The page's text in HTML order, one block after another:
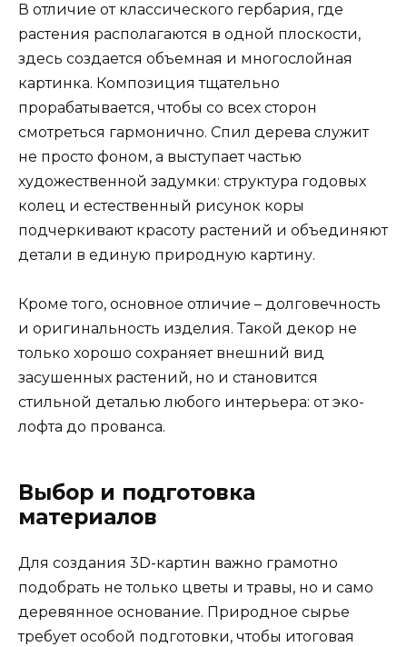
В отличие от классического гербария, где
растения располагаются в одной плоскости,
здесь создается объемная и многослойная
картинка. Композиция тщательно
прорабатывается, чтобы со всех сторон
смотреться гармонично. Спил дерева служит
не просто фоном, а выступает частью
художественной задумки: структура годовых
колец и естественный рисунок коры
подчеркивают красоту растений и объединяют
детали в единую природную картину.
Кроме того, основное отличие – долговечность
и оригинальность изделия. Такой декор не
только хорошо сохраняет внешний вид
засушенных растений, но и становится
стильной деталью любого интерьера: от эко-
лофта до прованса.
Выбор и подготовка
материалов
Для создания 3D-картин важно грамотно
подобрать не только цветы и травы, но и само
деревянное основание. Природное сырье
требует особой подготовки, чтобы итоговая